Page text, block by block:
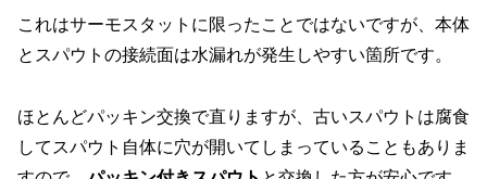
これはサーモスタットに限ったことではないですが、本体
とスパウトの接続面は水漏れが発生しやすい箇所です。
ほとんどパッキン交換で直りますが、古いスパウトは腐食
してスパウト自体に穴が開いてしまっていることもありま